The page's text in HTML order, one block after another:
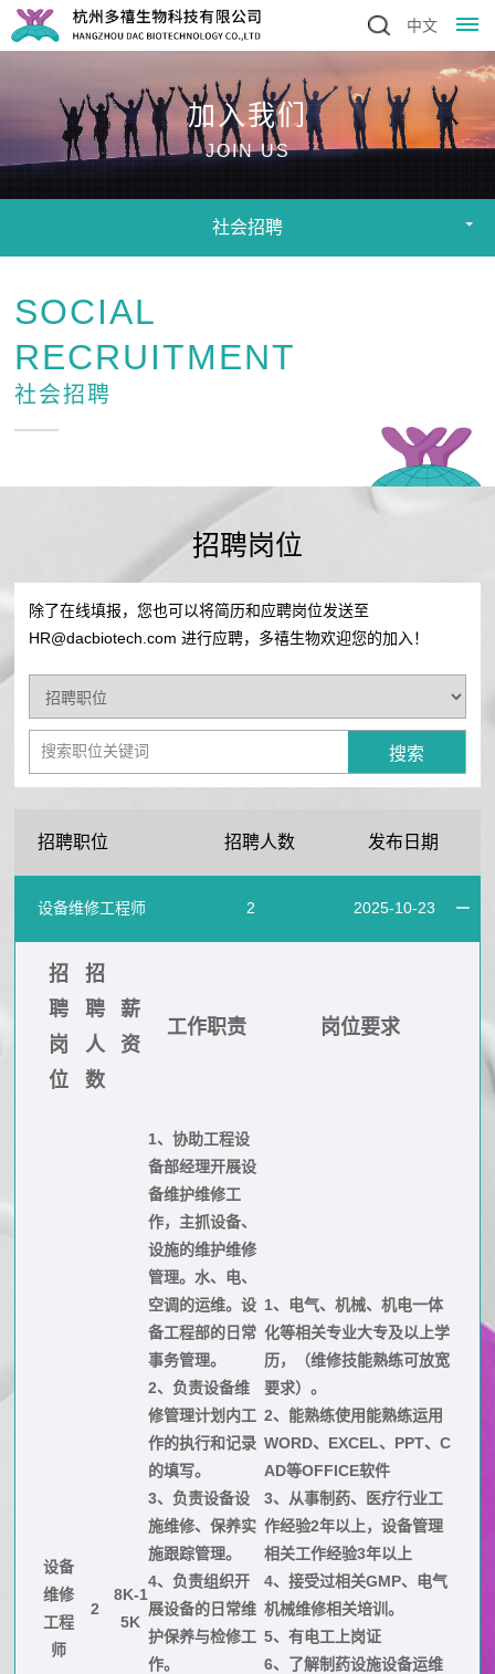
中文
首
页
公
史
公
誉
产
技
术
平
品
生
运
医
学
信
息
究
公
布
司
媒
体
报
道
们
校
园
招
聘
社
会
招
聘
加入我们
JOIN US
社会招聘
SOCIAL
RECRUITMENT
社会招聘
招聘岗位
除了在线填报，您也可以将简历和应聘岗位发送至
HR@dacbiotech.com 进行应聘，多禧生物欢迎您的加入！
招聘职位 招聘人数 发布日期
设备维修工程师 2 2025-10-23
招
聘
岗
位
招
聘
人
数
薪
资
工作职责 岗位要求
设备
维修
工程
师
2
8K-1
5K
1、协助工程设
备部经理开展设
备维护维修工
作，主抓设备、
设施的维护维修
管理。水、电、
空调的运维。设
备工程部的日常
事务管理。
2、负责设备维
修管理计划内工
作的执行和记录
的填写。
3、负责设备设
施维修、保养实
施跟踪管理。
4、负责组织开
展设备的日常维
护保养与检修工
作。
1、电气、机械、机电一体
化等相关专业大专及以上学
历，（维修技能熟练可放宽
要求）。
2、能熟练使用能熟练运用
WORD、EXCEL、PPT、C
AD等OFFICE软件
3、从事制药、医疗行业工
作经验2年以上，设备管理
相关工作经验3年以上
4、接受过相关GMP、电气
机械维修相关培训。
5、有电工上岗证
6、了解制药设施设备运维